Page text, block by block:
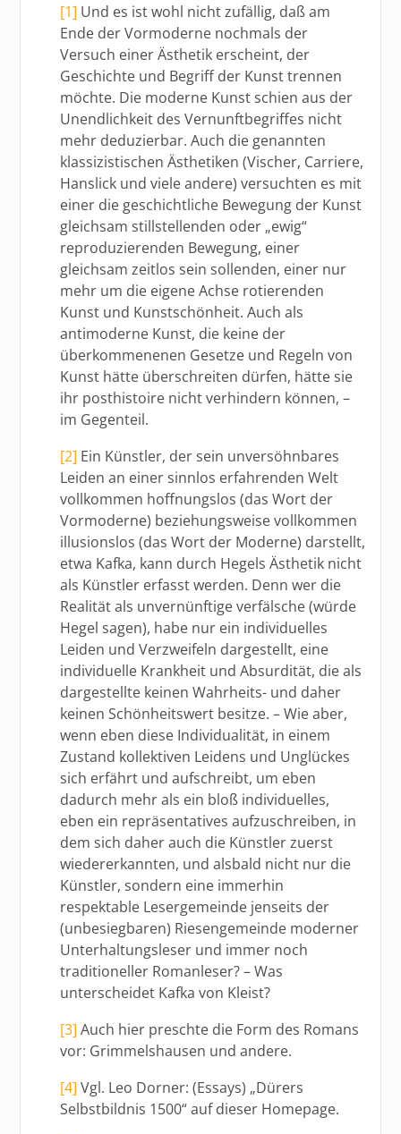
[1] Und es ist wohl nicht zufällig, daß am
Ende der Vormoderne nochmals der
Versuch einer Ästhetik erscheint, der
Geschichte und Begriff der Kunst trennen
möchte. Die moderne Kunst schien aus der
Unendlichkeit des Vernunftbegriffes nicht
mehr deduzierbar. Auch die genannten
klassizistischen Ästhetiken (Vischer, Carriere,
Hanslick und viele andere) versuchten es mit
einer die geschichtliche Bewegung der Kunst
gleichsam stillstellenden oder „ewig“
reproduzierenden Bewegung, einer
gleichsam zeitlos sein sollenden, einer nur
mehr um die eigene Achse rotierenden
Kunst und Kunstschönheit. Auch als
antimoderne Kunst, die keine der
überkommenenen Gesetze und Regeln von
Kunst hätte überschreiten dürfen, hätte sie
ihr posthistoire nicht verhindern können, –
im Gegenteil.
[2] Ein Künstler, der sein unversöhnbares
Leiden an einer sinnlos erfahrenden Welt
vollkommen hoffnungslos (das Wort der
Vormoderne) beziehungsweise vollkommen
illusionslos (das Wort der Moderne) darstellt,
etwa Kafka, kann durch Hegels Ästhetik nicht
als Künstler erfasst werden. Denn wer die
Realität als unvernünftige verfälsche (würde
Hegel sagen), habe nur ein individuelles
Leiden und Verzweifeln dargestellt, eine
individuelle Krankheit und Absurdität, die als
dargestellte keinen Wahrheits- und daher
keinen Schönheitswert besitze. – Wie aber,
wenn eben diese Individualität, in einem
Zustand kollektiven Leidens und Unglückes
sich erfährt und aufschreibt, um eben
dadurch mehr als ein bloß individuelles,
eben ein repräsentatives aufzuschreiben, in
dem sich daher auch die Künstler zuerst
wiedererkannten, und alsbald nicht nur die
Künstler, sondern eine immerhin
respektable Lesergemeinde jenseits der
(unbesiegbaren) Riesengemeinde moderner
Unterhaltungsleser und immer noch
traditioneller Romanleser? – Was
unterscheidet Kafka von Kleist?
[3] Auch hier preschte die Form des Romans
vor: Grimmelshausen und andere.
[4] Vgl. Leo Dorner: (Essays) „Dürers
Selbstbildnis 1500“ auf dieser Homepage.